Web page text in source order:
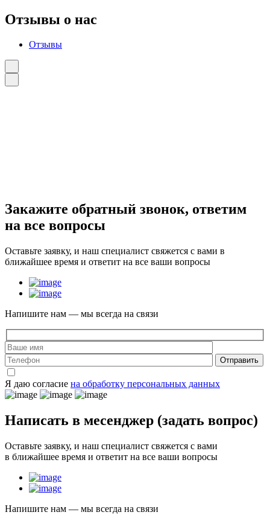
Отзывы о нас
Отзывы
Закажите обратный звонок, ответим
на все вопросы
Оставьте заявку, и наш специалист свяжется с вами в
ближайшее время и ответит на все ваши вопросы
Напишите нам — мы всегда на связи
Отправить
Я даю согласие на обработку персональных данных
Написать в месенджер (задать вопрос)
Оставьте заявку, и наш специалист свяжется с вами
в ближайшее время и ответит на все ваши вопросы
Напишите нам — мы всегда на связи